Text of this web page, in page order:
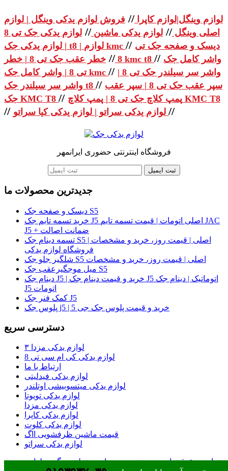
لوازم وینگل|لوازم کاپرا // فروش لوازم یدکی وینگل | لوازم
اصلی وینگل // لوازم یدکی ماشین //
لوازم یدکی جک تی 8
| لوازم یدکی جک t8 | لوازم kmc // دیسک و صفحه جک تی
8
// خطر عقب جک تی 8 | خطر kmc t8 // واشر کامل جک
تی 8 | واشر کامل جک kmc // واشر سر سیلندر جک تی 8 |
واشر سر سیلندر جک t8 // سپر عقب جک تی 8 | سپر عقب
جک KMC T8 // پمپ کلاچ جک تی 8 | پمپ کلاچ KMC T8
// //
فروشگاه اینترنتی حضوری ایرانمهر
ثبت ایمیل
جدیدترین محصولات ما
دیسک و صفحه جک S5
خرید تسمه تایم جک J5 اصلی اتومات | قیمت تسمه تایم JAC
J5 + ضمانت اصالت
تسمه دینام جک S5 اصلی | قیمت روز، خرید و مشخصات |
فروشگاه لوازم یدکی
شلگیر جلو جک S5 اصلی | قیمت روز، خرید و مشخصات
میل موجگیرعقب جک S5
دینام جک J5 | خرید و قیمت دینام جک J5 اتوماتیک | دینام جک
J5 اتومات
کمک فنر جک J5
پلوس جک j5 | خرید و قیمت پلوس جک جی 5
دسترسی سریع
لوازم یدکی مزدا ۳
لوازم یدکی کی ام سی تی 8
ارتباط با ما
لوازم یدکی فیدلیتی
لوازم یدکی میتسوبیشی اوتلندر
لوازم یدکی تویوتا
لوازم یدکی مزدا
لوازم یدکی کاپرا
لوازم یدکی کلوت
قیمت ماشین ظرفشویی ااگ
لوازم یدکی سراتو
تمامی حقوق مادی و معنوی وب سایت متعلق به گروه لوازم